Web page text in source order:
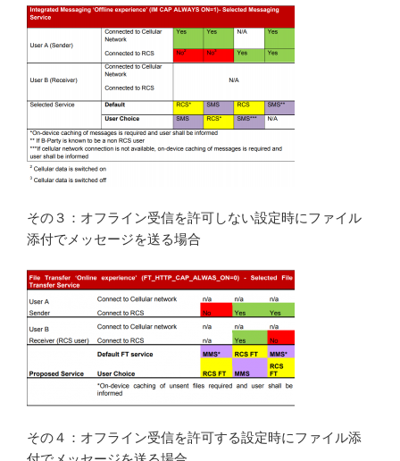
その３：オフライン受信を許可しない設定時にファイル
添付でメッセージを送る場合
その４：オフライン受信を許可する設定時にファイル添